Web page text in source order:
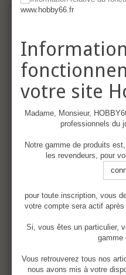
U38A Container
réservés
U38A Container
www.hobby66.fr
votre site
Madame, Monsieur,
professionnels du
Notre gamme de produits
les revendeurs, pour
pour toute inscription, vous
votre compte sera actif
Si, vous êtes un particulier,
gamme
Vous retrouverez tous nos
nous avons mis à votre